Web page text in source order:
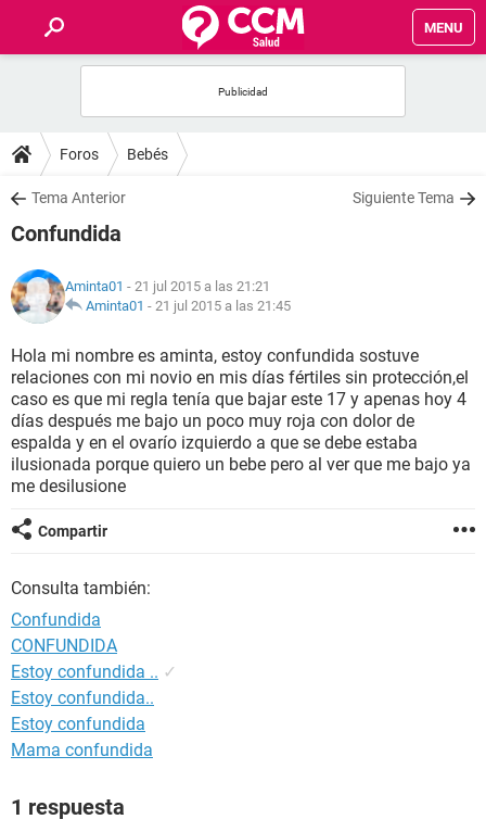
MENU
FOROS
SALUD
NUTRICIÓN
BIENESTAR
SEXUALIDAD
GLOSARIO
Foros Bebés
Tema Anterior Siguiente Tema
Confundida
Aminta01 - 21 jul 2015 a las 21:21
Aminta01 - 21 jul 2015 a las 21:45
Hola mi nombre es aminta, estoy confundida sostuve
relaciones con mi novio en mis días fértiles sin protección,el
caso es que mi regla tenía que bajar este 17 y apenas hoy 4
días después me bajo un poco muy roja con dolor de
espalda y en el ovarío izquierdo a que se debe estaba
ilusionada porque quiero un bebe pero al ver que me bajo ya
me desilusione
Compartir
Consulta también:
Confundida
CONFUNDIDA
Estoy confundida .. ✓
Estoy confundida..
Estoy confundida
Mama confundida
1 respuesta